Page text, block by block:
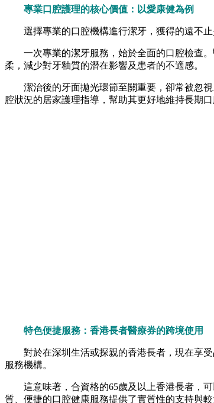
專業口腔護理的核心價值：以愛康健為例
選擇專業的口腔機構進行潔牙，獲得的遠不止
一次專業的潔牙服務，始於全面的口腔檢查。
柔，減少對牙釉質的潛在影響及患者的不適感。
潔治後的牙面拋光環節至關重要，卻常被忽視
腔狀況的居家護理指導，幫助其更好地維持長期口
特色便捷服務：香港長者醫療券的跨境使用
對於在深圳生活或探親的香港長者，現在享受
服務機構。
這意味著，合資格的65歲及以上香港長者，可
質、便捷的口腔健康服務提供了實質性的支持與